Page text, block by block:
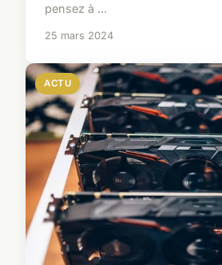
pensez à ...
25 mars 2024
ACTU